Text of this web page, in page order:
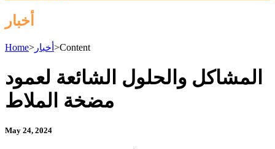
أخبار
Home> أخبار >Content
المشاكل والحلول الشائعة لعمود
مضخة الملاط
May 24, 2024